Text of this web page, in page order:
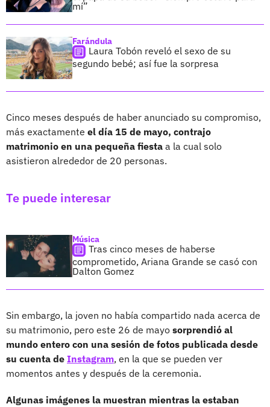
mí”
Farándula
Laura Tobón reveló el sexo de su
segundo bebé; así fue la sorpresa
Cinco meses después de haber anunciado su compromiso,
más exactamente el día 15 de mayo, contrajo
matrimonio en una pequeña fiesta a la cual solo
asistieron alrededor de 20 personas.
Te puede interesar
Música
Tras cinco meses de haberse
comprometido, Ariana Grande se casó con
Dalton Gomez
Sin embargo, la joven no había compartido nada acerca de
su matrimonio, pero este 26 de mayo sorprendió al
mundo entero con una sesión de fotos publicada desde
su cuenta de Instagram, en la que se pueden ver
momentos antes y después de la ceremonia.
Algunas imágenes la muestran mientras la estaban